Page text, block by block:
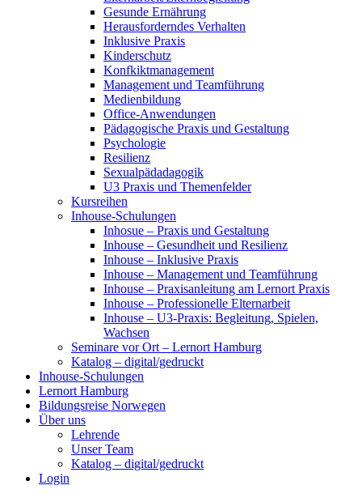
Gesunde Ernährung
Herausforderndes Verhalten
Inklusive Praxis
Kinderschutz
Konfkiktmanagement
Management und Teamführung
Medienbildung
Office-Anwendungen
Pädagogische Praxis und Gestaltung
Psychologie
Resilienz
Sexualpädadagogik
U3 Praxis und Themenfelder
Kursreihen
Inhouse-Schulungen
Inhosue – Praxis und Gestaltung
Inhouse – Gesundheit und Resilienz
Inhouse – Inklusive Praxis
Inhouse – Management und Teamführung
Inhouse – Praxisanleitung am Lernort Praxis
Inhouse – Professionelle Elternarbeit
Inhouse – U3-Praxis: Begleitung, Spielen,
Wachsen
Seminare vor Ort – Lernort Hamburg
Katalog – digital/gedruckt
Inhouse-Schulungen
Lernort Hamburg
Bildungsreise Norwegen
Über uns
Lehrende
Unser Team
Katalog – digital/gedruckt
Login